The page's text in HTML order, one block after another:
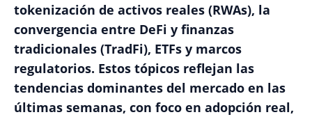
tokenización de activos reales (RWAs), la
convergencia entre DeFi y finanzas
tradicionales (TradFi), ETFs y marcos
regulatorios. Estos tópicos reflejan las
tendencias dominantes del mercado en las
últimas semanas, con foco en adopción real,